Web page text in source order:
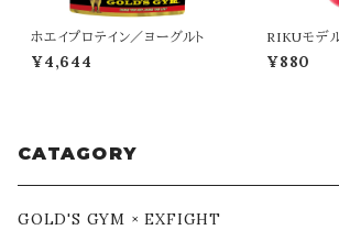
ホエイプロテイン／ヨーグルト
¥4,644
RIKUモデ
¥880
CATAGORY
GOLD'S GYM × EXFIGHT